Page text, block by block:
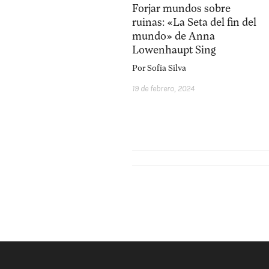
Forjar mundos sobre
ruinas: «La Seta del fin del
mundo» de Anna
Lowenhaupt Sing
PorSofía Silva
19 de febrero, 2024